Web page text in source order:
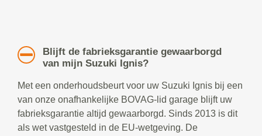
Blijft de fabrieksgarantie gewaarborgd
van mijn Suzuki Ignis?
Met een onderhoudsbeurt voor uw Suzuki Ignis bij een
van onze onafhankelijke BOVAG-lid garage blijft uw
fabrieksgarantie altijd gewaarborgd. Sinds 2013 is dit
als wet vastgesteld in de EU-wetgeving. De